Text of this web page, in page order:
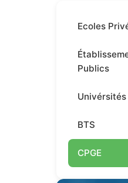
Ecoles
Publics
BTS
CPGE